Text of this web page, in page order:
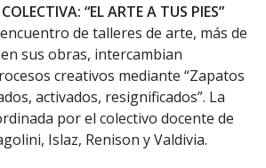
“EL ARTE A TUS PIES”
de talleres de arte, más de
sus obras, intercambian
creativos mediante “Zapatos
activados, resignificados”. La
por el colectivo docente de
Islaz, Renison y Valdivia.